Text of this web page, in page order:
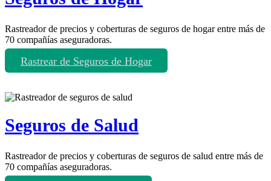
Rastreador de precios y coberturas de seguros de hogar entre más de
70 compañías aseguradoras.
Rastrear de Seguros de Hogar
Seguros de Salud
Rastreador de precios y coberturas de seguros de salud entre más de
70 compañías aseguradoras.